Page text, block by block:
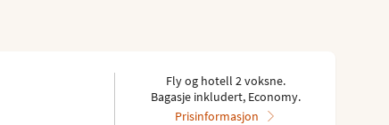
Fly og hotell 2 voksne.
Bagasje inkludert, Economy.
Prisinformasjon